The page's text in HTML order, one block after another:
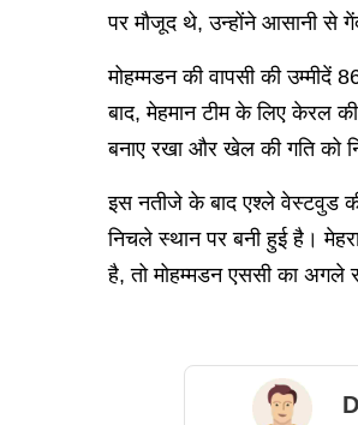
पर मौजूद थे, उन्होंने आसानी से
मोहम्मडन की वापसी की
बाद, मेहमान टीम के लिए केरल
बनाए रखा और खेल की गति को
इस नतीजे के बाद एश्ले वेस्टवुड
निचले स्थान पर बनी हुई है।
है, तो मोहम्मडन एससी का अगले